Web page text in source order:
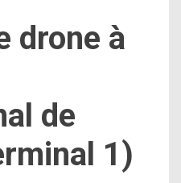
drone à
de
1)